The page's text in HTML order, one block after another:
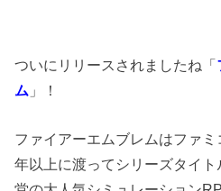
ついにリリースされましたね「
ム 」！
ファイアーエムブレムはファ
年以上に渡ってシリーズタイ